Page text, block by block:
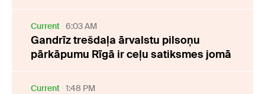
Current 6:03 AM
Gandrīz trešdaļa ārvalstu pilsoņu
pārkāpumu Rīgā ir ceļu satiksmes jomā
Current 1:48 PM